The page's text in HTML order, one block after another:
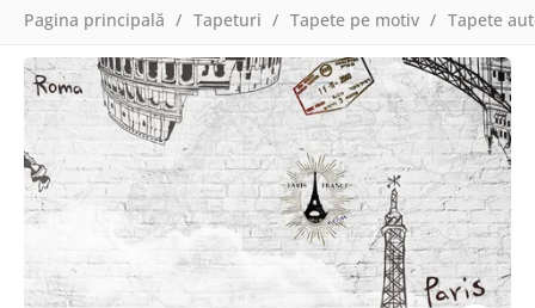
Pagina principală Tapeturi Tapete pe motiv Tapete